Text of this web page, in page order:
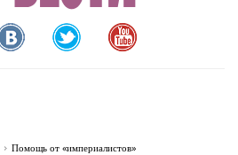
Помощь от «империалистов»